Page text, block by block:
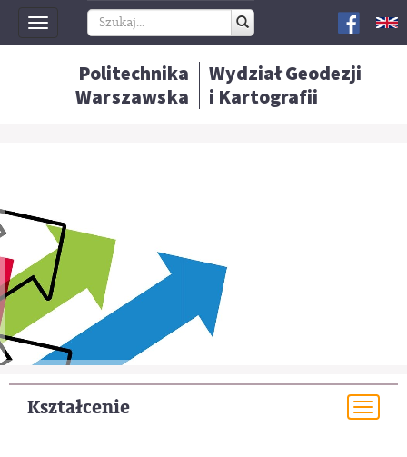
Toggle
navigation
Politechnika
Warszawska
Wydział Geodezji
i Kartografii
Kształcenie